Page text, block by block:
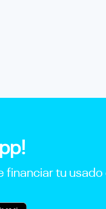
financiar tu usado